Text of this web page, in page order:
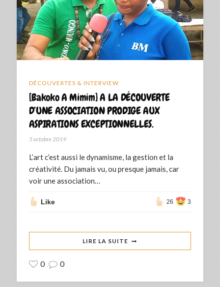
DÉCOUVERTES & INTERVIEW
[Bakoko A Mimim] A LA DÉCOUVERTE
D’UNE ASSOCIATION PRODIGE AUX
ASPIRATIONS EXCEPTIONNELLES.
5 octobre 2019
L’art c’est aussi le dynamisme, la gestion et la
créativité. Du jamais vu, ou presque jamais, car
voir une association…
Like 26 3
LIRE LA SUITE
0 0